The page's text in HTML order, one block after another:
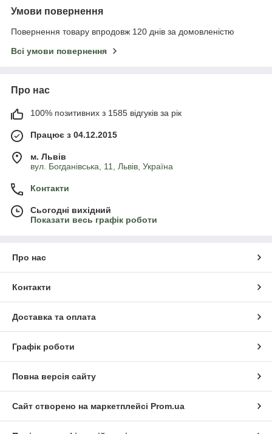
Умови повернення
Повернення товару впродовж 120 днів за домовленістю
Всі умови повернення
Про нас
100% позитивних з 1585 відгуків за рік
Працює з 04.12.2015
м. Львів
вул. Богданівська, 11, Львів, Україна
Контакти
Сьогодні вихідний
Показати весь графік роботи
Про нас
Контакти
Доставка та оплата
Графік роботи
Повна версія сайту
Сайт створено на маркетплейсі Prom.ua